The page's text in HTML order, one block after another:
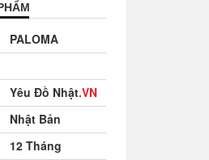
PALOMA
Yêu Đồ Nhật.VN
Nhật Bản
12 Tháng